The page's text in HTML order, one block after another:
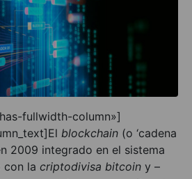
fullwidth-column»]
blockchain (o ‘cadena
2009 integrado en el sistema
con la criptodivisa bitcoin y –